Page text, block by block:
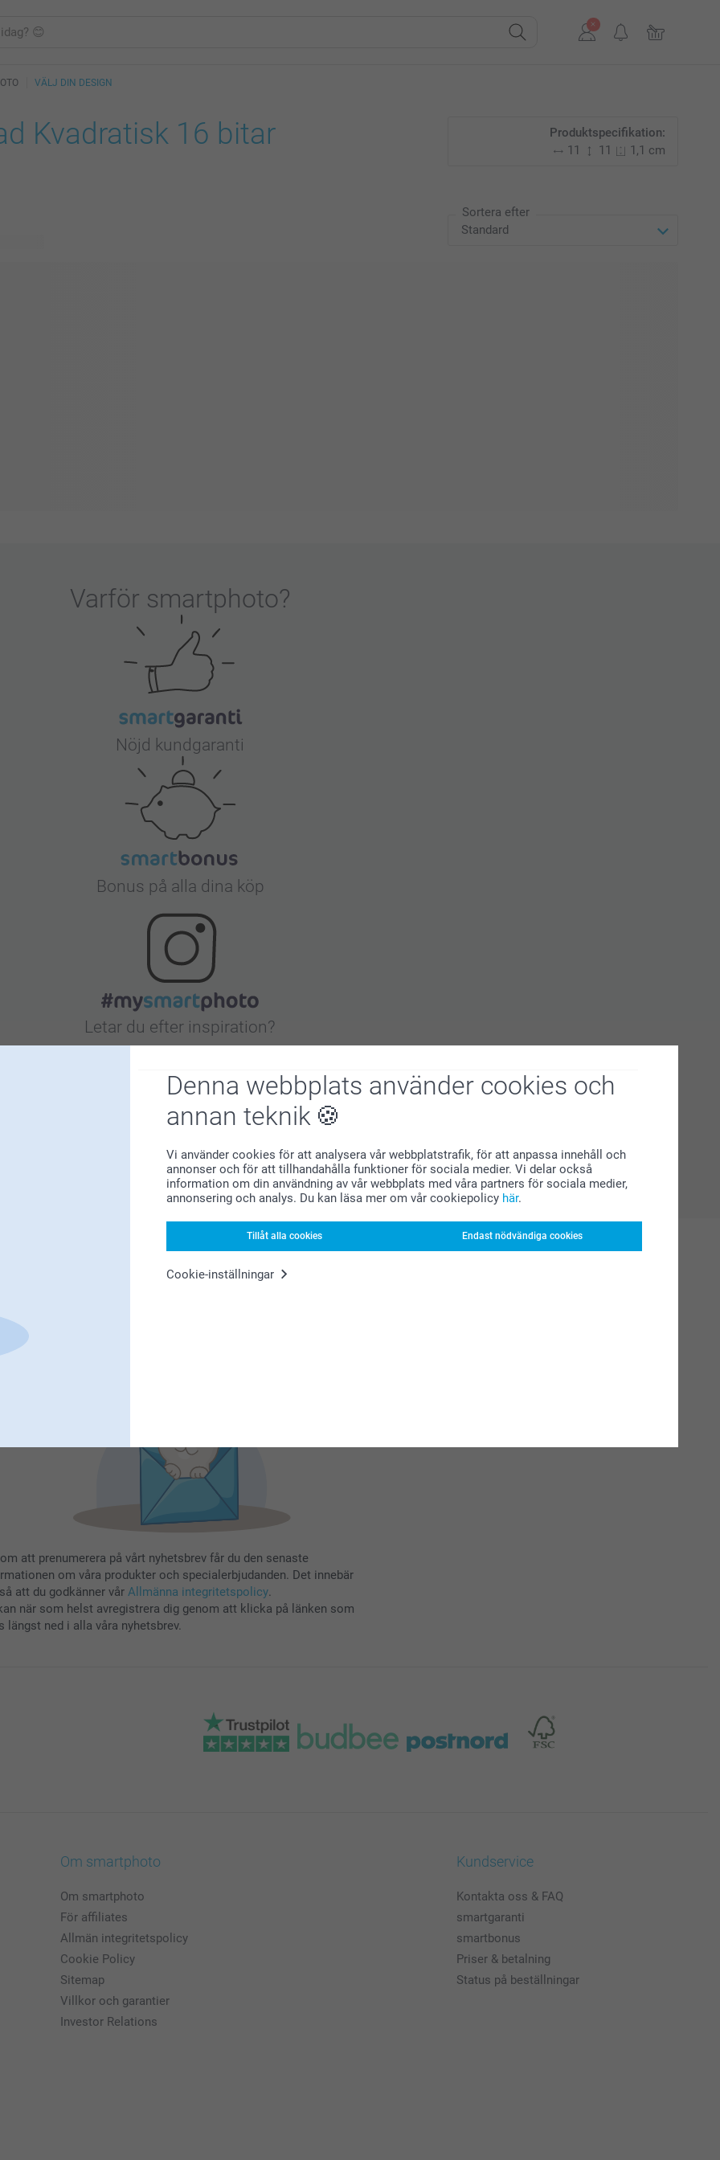
Denna webbplats använder cookies och
annan teknik
Vi använder cookies för att analysera vår webbplatstrafik, för att anpassa innehåll och
annonser och för att tillhandahålla funktioner för sociala medier. Vi delar också
information om din användning av vår webbplats med våra partners för sociala medier,
annonsering och analys. Du kan läsa mer om vår cookiepolicy här.
Tillåt alla cookies Endast nödvändiga cookies
Cookie-inställningar
VÄLJ DIN DESIGN
Kvadratisk 16 bitar
Produktspecifikation:
11
11 1,1 cm
Sortera efter
Varför smartphoto?
Nöjd kundgaranti
Bonus på alla dina köp
Letar du efter inspiration?
Förstklassig kundservice
dig
att prenumerera på vårt nyhetsbrev får du den senaste
om våra produkter och specialerbjudanden. Det innebär
att du godkänner vår Allmänna integritetspolicy.
när som helst avregistrera dig genom att klicka på länken som
längst ned i alla våra nyhetsbrev.
Om smartphoto
Om smartphoto
För affiliates
Allmän integritetspolicy
Cookie Policy
Sitemap
Villkor och garantier
Investor Relations
Kundservice
Kontakta oss & FAQ
smartgaranti
smartbonus
Priser & betalning
Status på beställningar